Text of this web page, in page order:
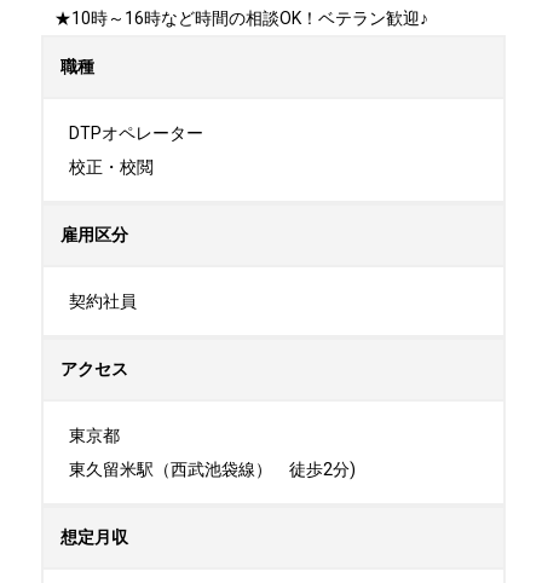
★10時～16時など時間の相談OK！ベテラン歓迎♪
職種
DTPオペレーター
校正・校閲
雇用区分
契約社員
アクセス
東京都
東久留米駅（西武池袋線）　徒歩2分)
想定月収